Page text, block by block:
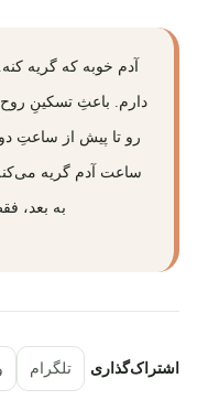
آدم خوبه كه گريه
دارم. باعثِ تسكينِ
رو تا پيش از ساعتِ
ساعت آدم گريه
به بعد،
اشتراک‌گذاری تلگرام